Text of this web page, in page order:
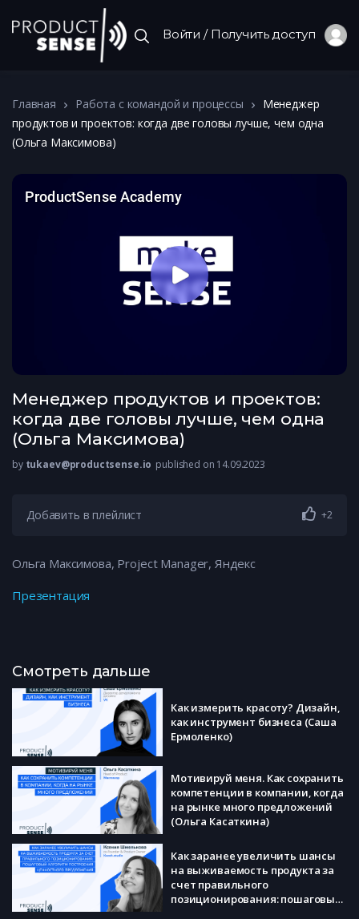
Войти / Получить доступ
Главная Работа с командой и процессы
Менеджер
продуктов и проектов: когда две головы лучше, чем одна
(Ольга Максимова)
Менеджер продуктов и проектов:
когда две головы лучше, чем одна
(Ольга Максимова)
by tukaev@productsense.io published on 14.09.2023
Добавить в плейлист +2
Ольга Максимова, Project Manager, Яндекс
Презентация
Смотреть дальше
Как измерить красоту? Дизайн,
как инструмент бизнеса (Саша
Ермоленко)
Мотивируй меня. Как сохранить
компетенции в компании, когда
на рынке много предложений
(Ольга Касаткина)
Как заранее увеличить шансы
на выживаемость продукта за
счет правильного
позиционирования: пошаговый